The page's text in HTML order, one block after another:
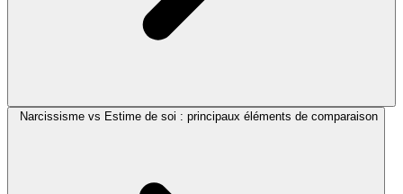
Narcissisme vs Estime de soi : principaux éléments de comparaison